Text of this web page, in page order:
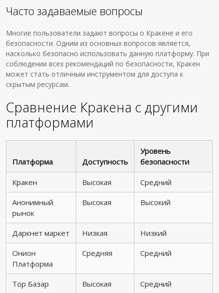
Часто задаваемые вопросы
Многие пользователи задают вопросы о Кракене и его
безопасности. Одним из основных вопросов является,
насколько безопасно использовать данную платформу. При
соблюдении всех рекомендаций по безопасности, Кракен
может стать отличным инструментом для доступа к
скрытым ресурсам.
Сравнение Кракена с другими
платформами
Платформа Доступность
Уровень
безопасности
Кракен Высокая Средний
Анонимный
рынок
Высокая Высокий
Даркнет маркет Низкая Низкий
Онион
Платформа
Средняя Средний
Тор Базар Высокая Средний